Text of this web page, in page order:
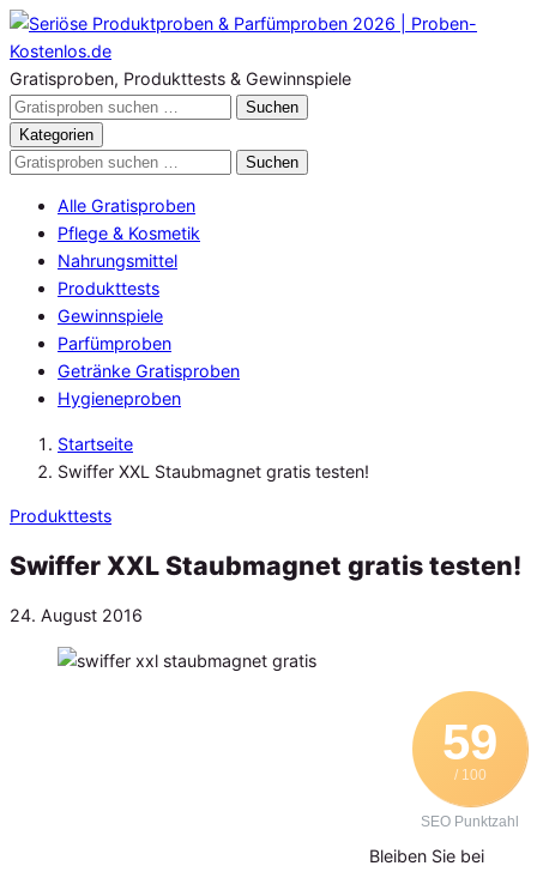
Zum
Inhalt
springen
Gratisproben, Produkttests & Gewinnspiele
Gratisproben
durchsuchen
Suchen
Kategorien
Gratisproben
Suchen
Alle Gratisproben
Pflege & Kosmetik
Nahrungsmittel
Produkttests
Gewinnspiele
Parfümproben
Getränke Gratisproben
Hygieneproben
Startseite
Swiffer XXL Staubmagnet gratis testen!
Produkttests
Swiffer XXL Staubmagnet gratis testen!
Veröffentlicht
24. August 2016
59
/ 100
SEO Punktzahl
Bleiben Sie bei